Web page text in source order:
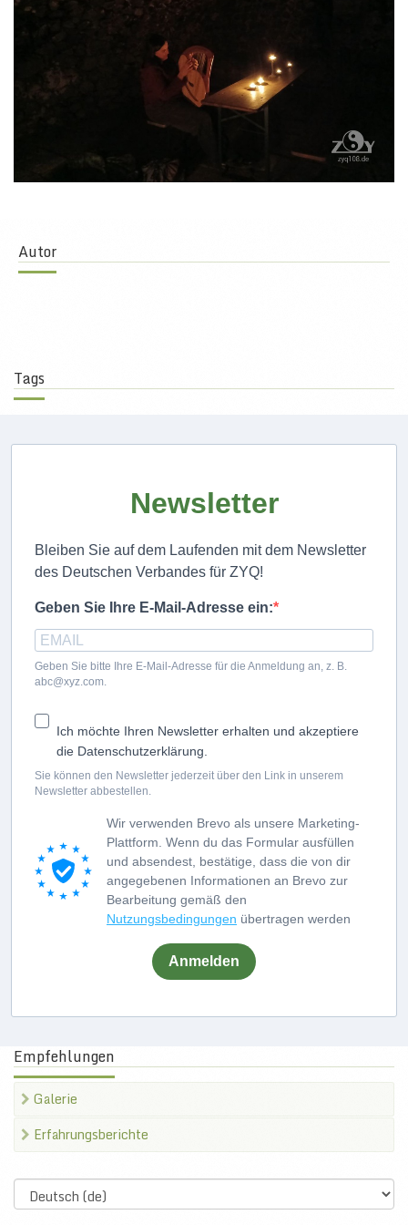
Autor
Tags
Newsletter
Bleiben Sie auf dem Laufenden mit dem Newsletter
des Deutschen Verbandes für ZYQ!
Geben Sie Ihre E-Mail-Adresse ein:
Geben Sie bitte Ihre E-Mail-Adresse für die Anmeldung an, z. B.
abc@xyz.com.
Ich möchte Ihren Newsletter erhalten und akzeptiere
die Datenschutzerklärung.
Sie können den Newsletter jederzeit über den Link in unserem
Newsletter abbestellen.
Wir verwenden Brevo als unsere Marketing-
Plattform. Wenn du das Formular ausfüllen
und absendest, bestätige, dass die von dir
angegebenen Informationen an Brevo zur
Bearbeitung gemäß den
Nutzungsbedingungen übertragen werden
Anmelden
Empfehlungen
Galerie
Erfahrungsberichte
Select
language